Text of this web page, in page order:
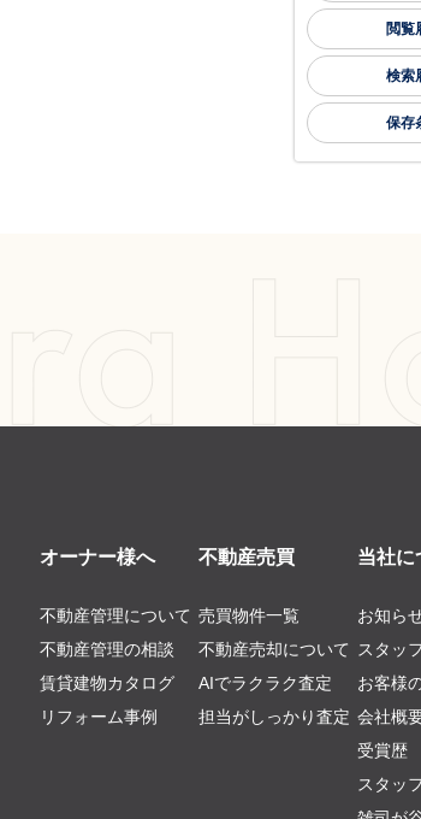
閲覧
検索
保存
オーナー様へ
不動産管理について
不動産管理の相談
賃貸建物カタログ
リフォーム事例
不動産売買
売買物件一覧
不動産売却について
AIでラクラク査定
担当がしっかり査定
当社に
お知ら
スタッ
お客様
会社概
受賞歴
スタッ